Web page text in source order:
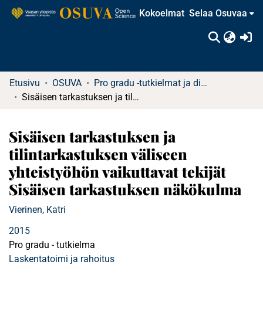
Kokoelmat Selaa Osuvaa
Etusivu OSUVA
Pro gradu -tutkielmat ja diplomityöt (rajattu saatavuus)
Sisäisen tarkastuksen ja tilintarkastuksen väliseen yhteistyöhön vaikuttavat tekijät Sisäisen tarkastuksen näkökulma
Sisäisen tarkastuksen ja
tilintarkastuksen väliseen
yhteistyöhön vaikuttavat tekijät
Sisäisen tarkastuksen näkökulma
Vierinen, Katri
2015
Pro gradu - tutkielma
Laskentatoimi ja rahoitus